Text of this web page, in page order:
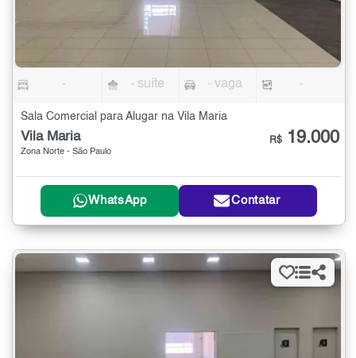
- - suíte - vaga -
Sala Comercial para Alugar na Vila Maria
Vila Maria
Zona Norte - São Paulo
R$ 19.000
WhatsApp Contatar